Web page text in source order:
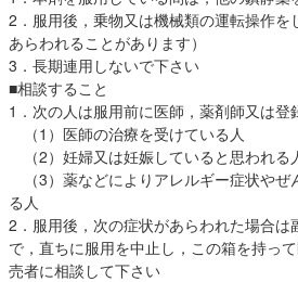
2．服用後，乗物又は機械類の運転操作
あらわれることがあります）
3．長期連用しないで下さい
■相談すること
1．次の人は服用前に医師，薬剤師又は
（1）医師の治療を受けている人
（2）妊婦又は妊娠していると思われる
（3）薬などによりアレルギー症状やぜ
る人
2．服用後，次の症状があらわれた場合は
で，直ちに服用を中止し，この箱を持っ
売者に相談して下さい